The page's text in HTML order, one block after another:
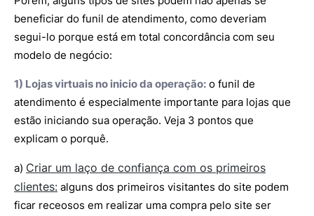
beneficiar do funil de atendimento, como deveriam
segui-lo porque está em total concordância com seu
modelo de negócio:
1) Lojas virtuais no inicio da operação: o funil de
atendimento é especialmente importante para lojas que
estão iniciando sua operação. Veja 3 pontos que
explicam o porquê.
a) Criar um laço de confiança com os primeiros
clientes: alguns dos primeiros visitantes do site podem
ficar receosos em realizar uma compra pelo site ser